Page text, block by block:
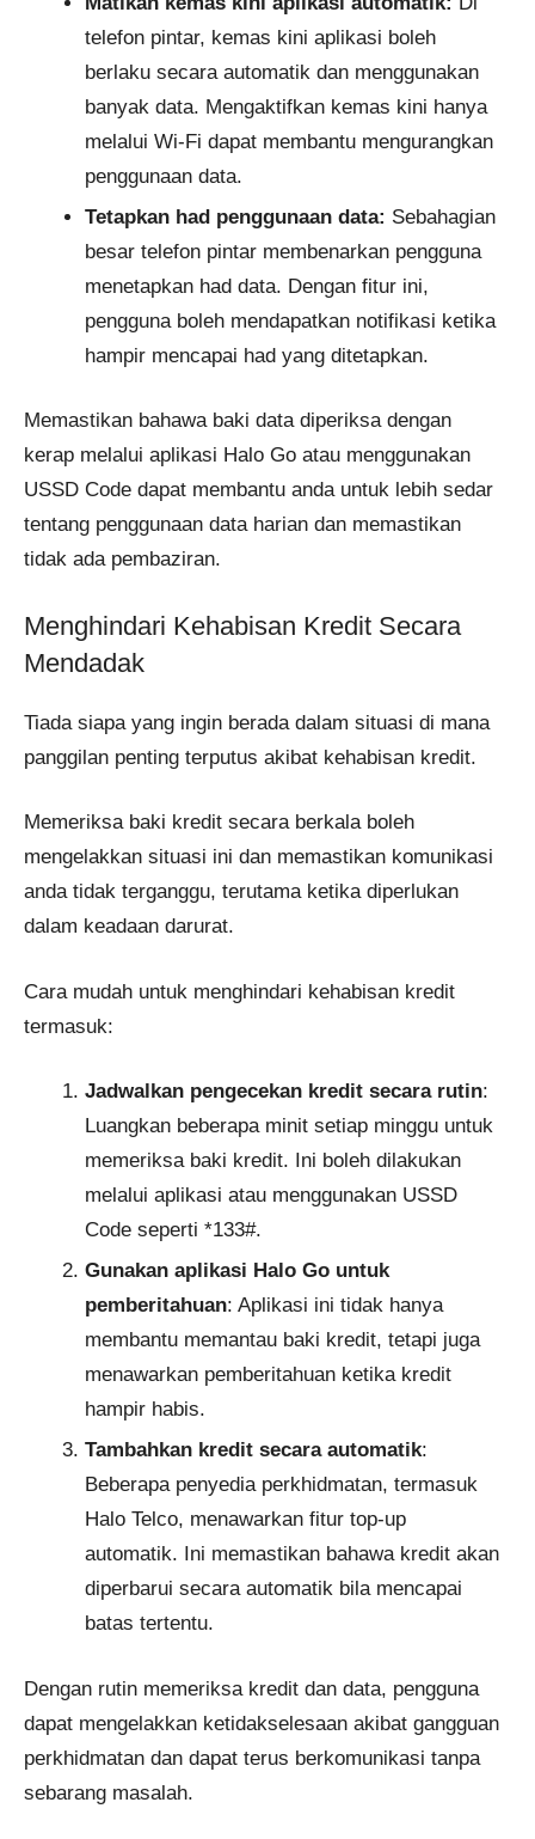
telefon pintar, kemas kini aplikasi boleh
berlaku secara automatik dan menggunakan
banyak data. Mengaktifkan kemas kini hanya
melalui Wi-Fi dapat membantu mengurangkan
penggunaan data.
Tetapkan had penggunaan data: Sebahagian
besar telefon pintar membenarkan pengguna
menetapkan had data. Dengan fitur ini,
pengguna boleh mendapatkan notifikasi ketika
hampir mencapai had yang ditetapkan.
Memastikan bahawa baki data diperiksa dengan
kerap melalui aplikasi Halo Go atau menggunakan
USSD Code dapat membantu anda untuk lebih sedar
tentang penggunaan data harian dan memastikan
tidak ada pembaziran.
Menghindari Kehabisan Kredit Secara
Mendadak
Tiada siapa yang ingin berada dalam situasi di mana
panggilan penting terputus akibat kehabisan kredit.
Memeriksa baki kredit secara berkala boleh
mengelakkan situasi ini dan memastikan komunikasi
anda tidak terganggu, terutama ketika diperlukan
dalam keadaan darurat.
Cara mudah untuk menghindari kehabisan kredit
termasuk:
Jadwalkan pengecekan kredit secara rutin:
Luangkan beberapa minit setiap minggu untuk
memeriksa baki kredit. Ini boleh dilakukan
melalui aplikasi atau menggunakan USSD
Code seperti *133#.
Gunakan aplikasi Halo Go untuk
pemberitahuan: Aplikasi ini tidak hanya
membantu memantau baki kredit, tetapi juga
menawarkan pemberitahuan ketika kredit
hampir habis.
Tambahkan kredit secara automatik:
Beberapa penyedia perkhidmatan, termasuk
Halo Telco, menawarkan fitur top-up
automatik. Ini memastikan bahawa kredit akan
diperbarui secara automatik bila mencapai
batas tertentu.
Dengan rutin memeriksa kredit dan data, pengguna
dapat mengelakkan ketidakselesaan akibat gangguan
perkhidmatan dan dapat terus berkomunikasi tanpa
sebarang masalah.